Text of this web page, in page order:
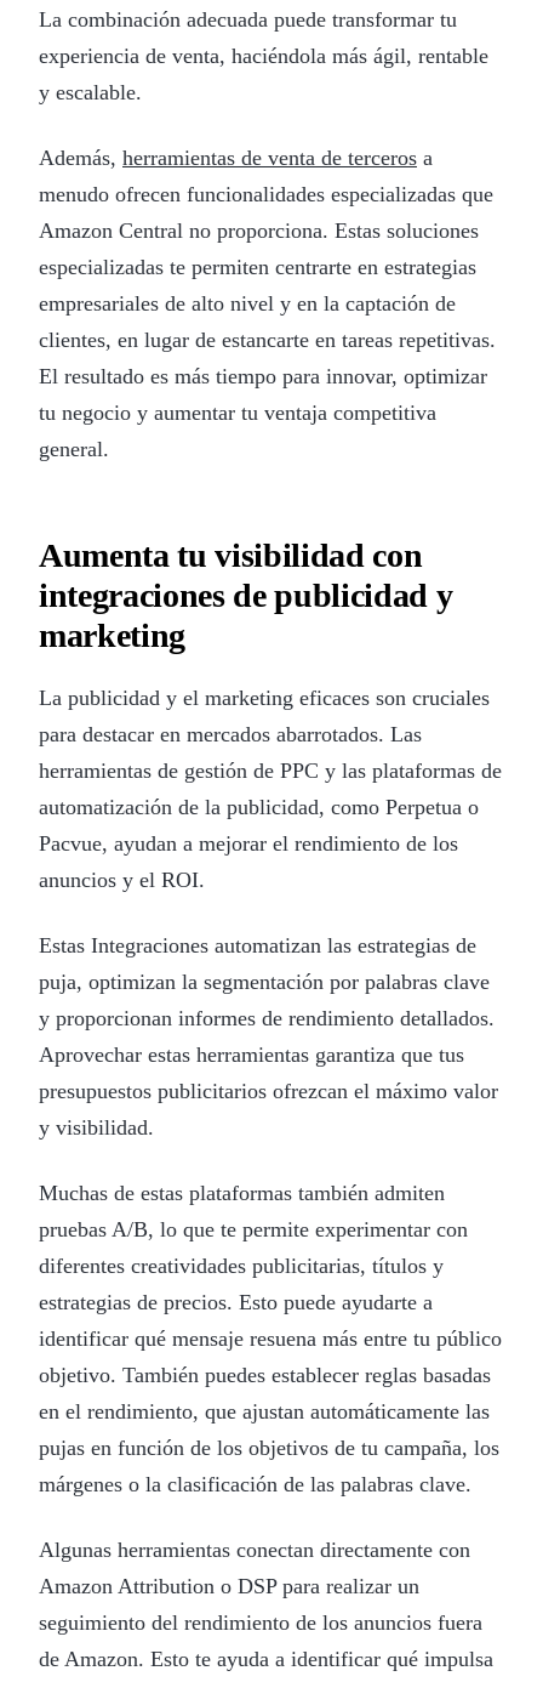
La combinación adecuada puede transformar tu
experiencia de venta, haciéndola más ágil, rentable
y escalable.
Además, herramientas de venta de terceros a
menudo ofrecen funcionalidades especializadas que
Amazon Central no proporciona. Estas soluciones
especializadas te permiten centrarte en estrategias
empresariales de alto nivel y en la captación de
clientes, en lugar de estancarte en tareas repetitivas.
El resultado es más tiempo para innovar, optimizar
tu negocio y aumentar tu ventaja competitiva
general.
Aumenta tu visibilidad con
integraciones de publicidad y
marketing
La publicidad y el marketing eficaces son cruciales
para destacar en mercados abarrotados. Las
herramientas de gestión de PPC y las plataformas de
automatización de la publicidad, como Perpetua o
Pacvue, ayudan a mejorar el rendimiento de los
anuncios y el ROI.
Estas Integraciones automatizan las estrategias de
puja, optimizan la segmentación por palabras clave
y proporcionan informes de rendimiento detallados.
Aprovechar estas herramientas garantiza que tus
presupuestos publicitarios ofrezcan el máximo valor
y visibilidad.
Muchas de estas plataformas también admiten
pruebas A/B, lo que te permite experimentar con
diferentes creatividades publicitarias, títulos y
estrategias de precios. Esto puede ayudarte a
identificar qué mensaje resuena más entre tu público
objetivo. También puedes establecer reglas basadas
en el rendimiento, que ajustan automáticamente las
pujas en función de los objetivos de tu campaña, los
márgenes o la clasificación de las palabras clave.
Algunas herramientas conectan directamente con
Amazon Attribution o DSP para realizar un
seguimiento del rendimiento de los anuncios fuera
de Amazon. Esto te ayuda a identificar qué impulsa